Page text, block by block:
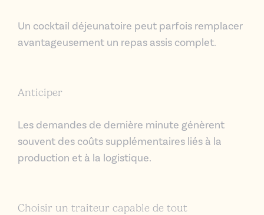
Un cocktail déjeunatoire peut parfois remplacer
avantageusement un repas assis complet.
Anticiper
Les demandes de dernière minute génèrent
souvent des coûts supplémentaires liés à la
production et à la logistique.
Choisir un traiteur capable de tout